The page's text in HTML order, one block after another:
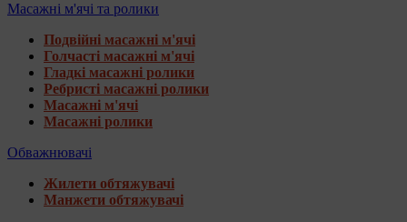
Масажні м'ячі та ролики
Подвійні масажні м'ячі
Голчасті масажні м'ячі
Гладкі масажні ролики
Ребристі масажні ролики
Масажні м'ячі
Масажні ролики
Обважнювачі
Жилети обтяжувачі
Манжети обтяжувачі